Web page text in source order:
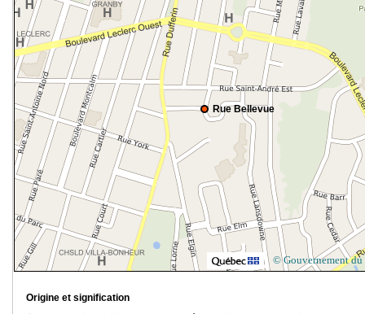
Rue Bellevue
© Gouvernement du
Origine et signification